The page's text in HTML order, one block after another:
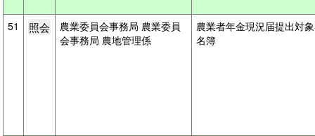
51
農業委員会事務局 農業委員
会事務局 農地管理係
農業者年金現況届提出対
名簿